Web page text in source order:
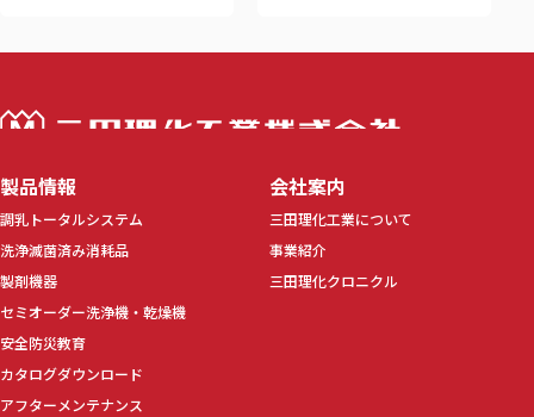
製品情報
調乳トータルシステム
洗浄滅菌済み消耗品
製剤機器
セミオーダー洗浄機・乾燥機
安全防災教育
カタログダウンロード
アフターメンテナンス
会社案内
三田理化工業について
事業紹介
三田理化クロニクル